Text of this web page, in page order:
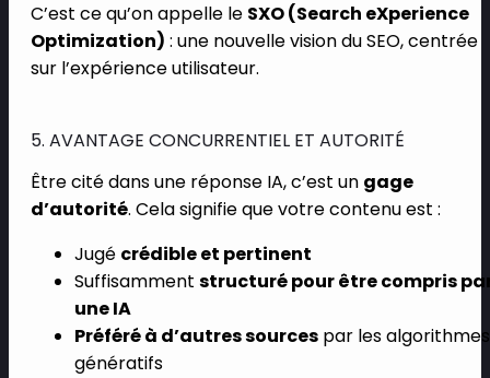
C’est ce qu’on appelle le SXO (Search eXperience
Optimization) : une nouvelle vision du SEO, centrée
sur l’expérience utilisateur.
5. AVANTAGE CONCURRENTIEL ET AUTORITÉ
Être cité dans une réponse IA, c’est un gage
d’autorité. Cela signifie que votre contenu est :
Jugé crédible et pertinent
Suffisamment structuré pour être compris
une IA
Préféré à d’autres sources par les algorithmes
génératifs